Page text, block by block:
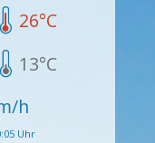
26°C
13°C
h
Uhr